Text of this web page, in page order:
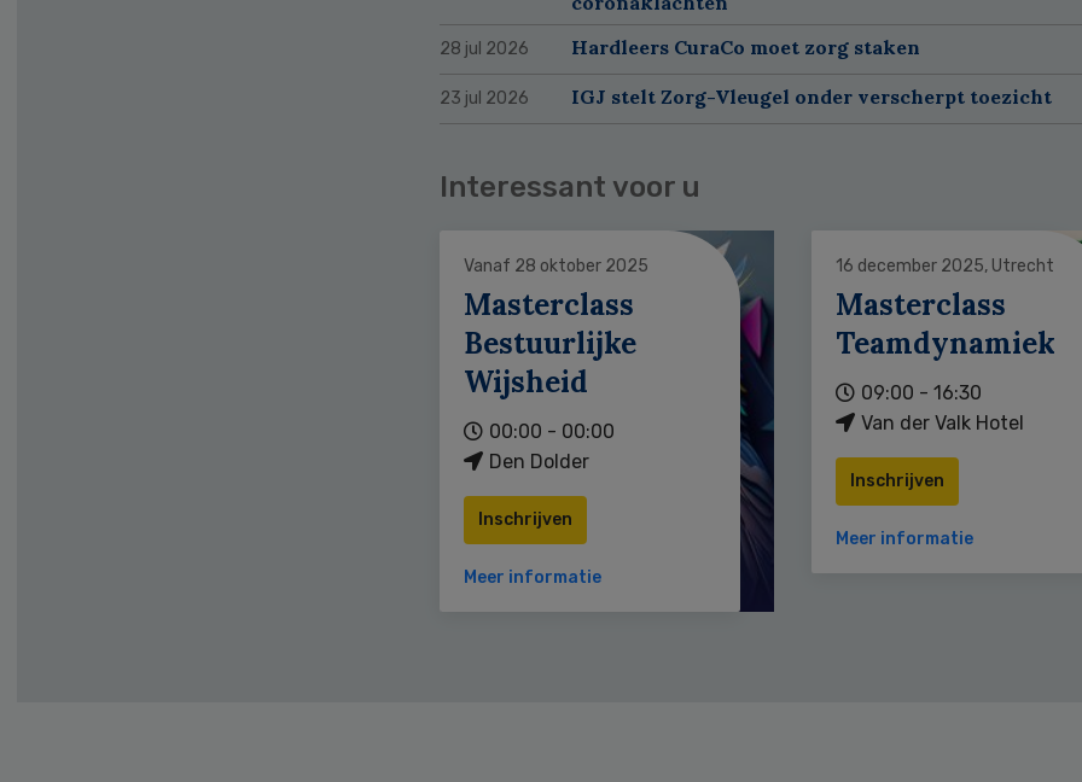
28 jul 2026 Hardleers CuraCo moet zorg staken
23 jul 2026 IGJ stelt Zorg-Vleugel onder verscherpt toezicht
Interessant voor u
Vanaf 28 oktober 2025
Masterclass
Bestuurlijke
Wijsheid
00:00 - 00:00
Den Dolder
Inschrijven
Meer informatie
16 december 2025, Utrecht
Masterclass
Teamdynamiek
09:00 - 16:30
Van der Valk Hotel
Inschrijven
Meer informatie